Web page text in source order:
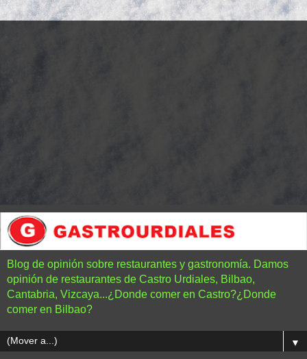
Blog de opinión sobre restaurantes y gastronomía. Damos
opinión de restaurantes de Castro Urdiales, Bilbao,
Cantabria, Vizcaya...¿Donde comer en Castro?¿Donde
comer en Bilbao?
▼